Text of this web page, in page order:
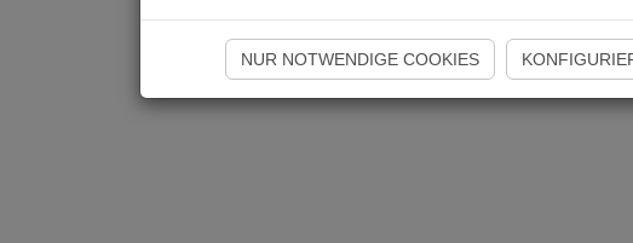
NUR NOTWENDIGE COOKIES